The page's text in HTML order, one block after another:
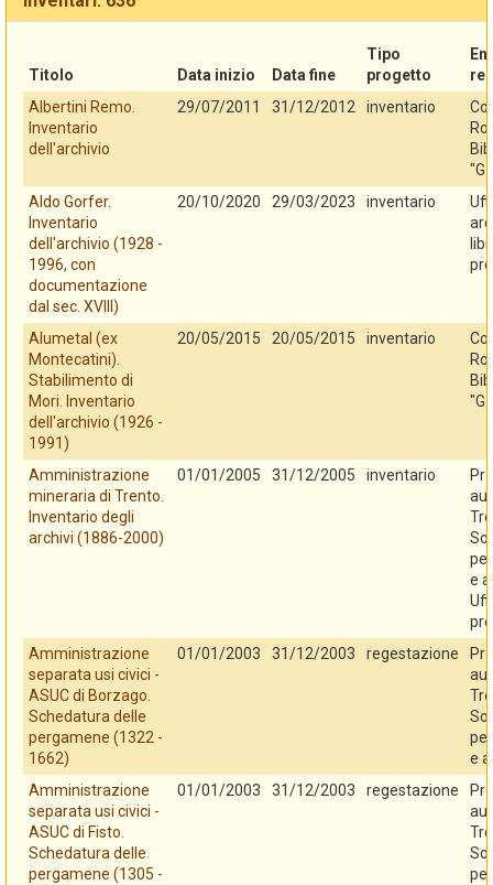
Titolo Data inizio Data fine
Tipo
progetto
Albertini Remo.
Inventario
dell'archivio
29/07/2011 31/12/2012 inventario
Aldo Gorfer.
Inventario
dell'archivio (1928 -
1996, con
documentazione
dal sec. XVIII)
20/10/2020 29/03/2023 inventario
Alumetal (ex
Montecatini).
Stabilimento di
Mori. Inventario
dell'archivio (1926 -
1991)
20/05/2015 20/05/2015 inventario
Amministrazione
mineraria di Trento.
Inventario degli
archivi (1886-2000)
01/01/2005 31/12/2005 inventario
e
Amministrazione
separata usi civici -
ASUC di Borzago.
Schedatura delle
pergamene (1322 -
1662)
01/01/2003 31/12/2003 regestazione
e
Amministrazione
separata usi civici -
ASUC di Fisto.
Schedatura delle
pergamene (1305 -
01/01/2003 31/12/2003 regestazione